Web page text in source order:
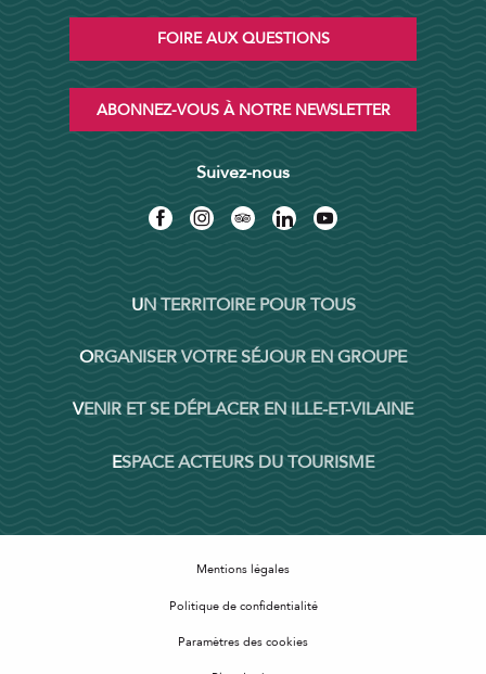
FOIRE AUX QUESTIONS
ABONNEZ-VOUS À NOTRE NEWSLETTER
Suivez-nous
UN TERRITOIRE POUR TOUS
ORGANISER VOTRE SÉJOUR EN GROUPE
VENIR ET SE DÉPLACER EN ILLE-ET-VILAINE
ESPACE ACTEURS DU TOURISME
Mentions légales
Politique de confidentialité
Paramètres des cookies